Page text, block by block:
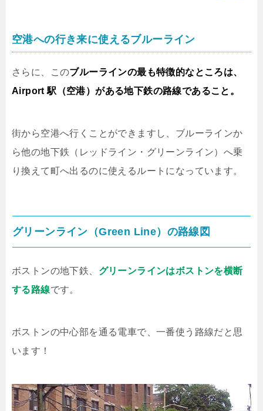
空港への行き来に使えるブルーライン
さらに、このブルーラインの最も特徴的なところは、
Airport 駅（空港）がある地下鉄の路線であること。
街から空港へ行くことができますし、ブルーラインか
ら他の地下鉄（レッドライン・グリーンライン）へ乗
り換えて町へ出るのに使えるルートになっています。
グリーンライン（Green Line）の路線図
ボストンの地下鉄、 グリーンラインはボストンを横断
する路線です。
ボストンの中心部を通る電車で、一番使う路線だと思
います！